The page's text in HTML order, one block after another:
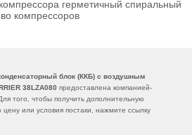
герметичный спиральный
компрессоров
блок (ККБ) с воздушным
38LZA080 предоставлена компанией-
того, чтобы получить дополнительную
или условия постаки, нажмите ссылку